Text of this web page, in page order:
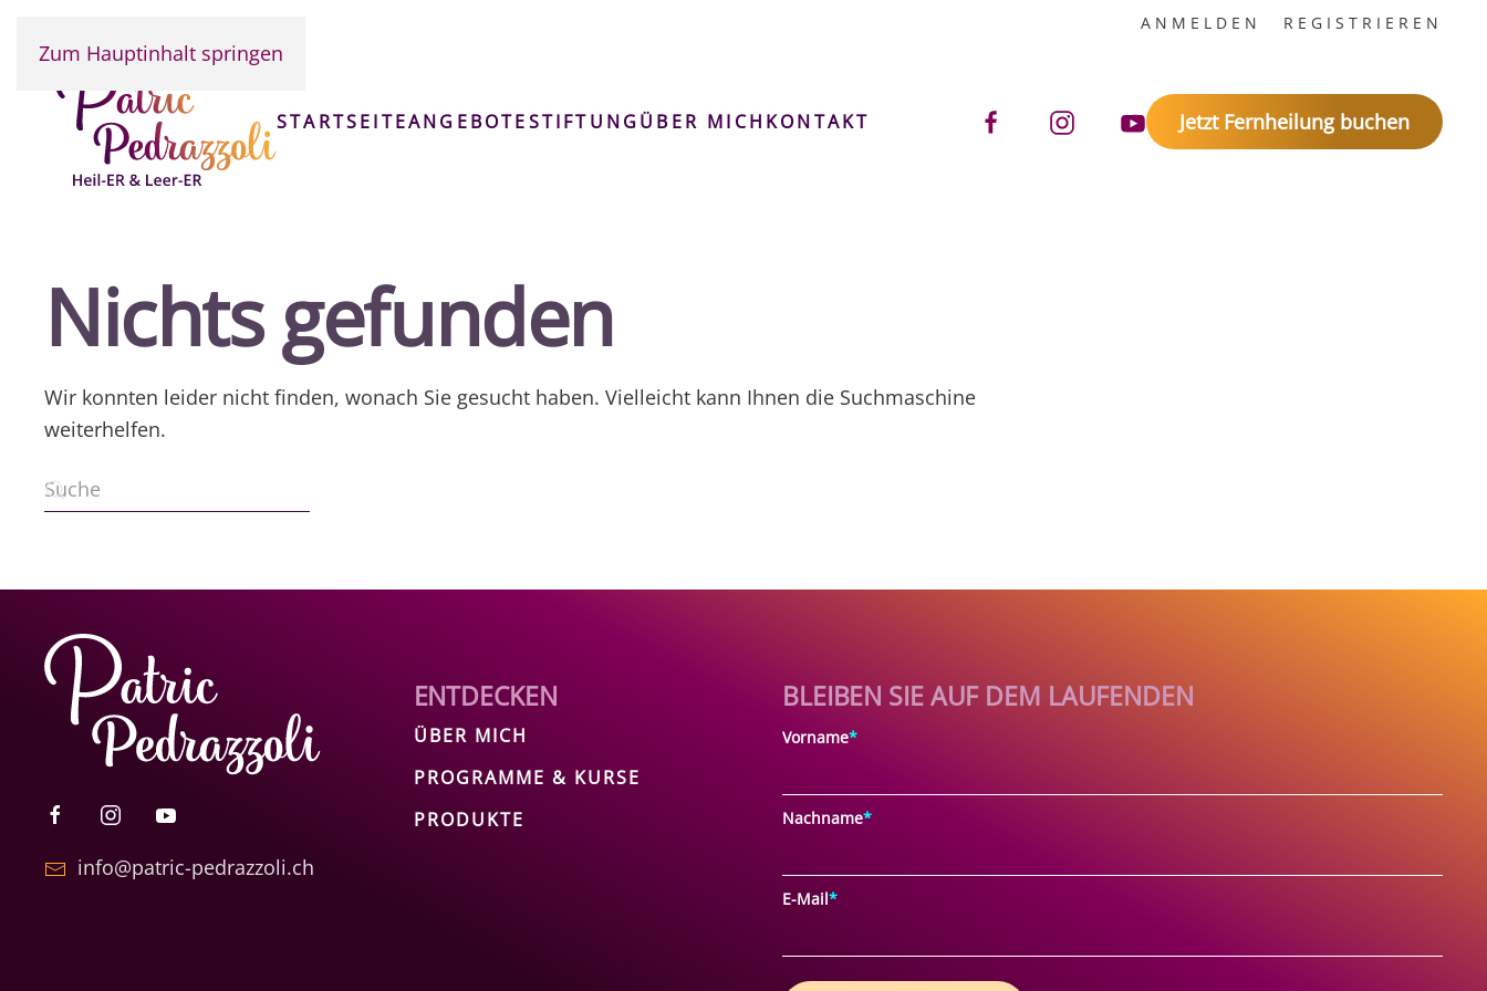
Zum Hauptinhalt springen
ANMELDEN REGISTRIEREN
STARTSEITEANGEBOTESTIFTUNGÜBER MICH KONTAKT Jetzt Fernheilung buchen
Nichts gefunden
Wir konnten leider nicht finden, wonach Sie gesucht haben. Vielleicht kann Ihnen die Suchmaschine
weiterhelfen.
info@patric-pedrazzoli.ch
ENTDECKEN
ÜBER MICH
PROGRAMME & KURSE
PRODUKTE
BLEIBEN SIE AUF DEM LAUFENDEN
Vorname*
Nachname*
E-Mail*